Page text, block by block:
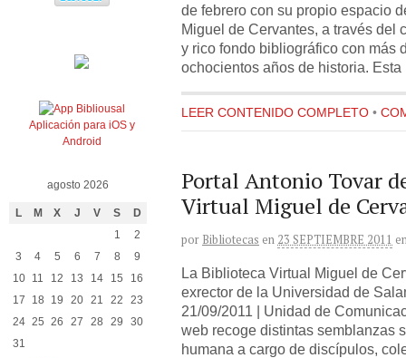
de febrero con su propio espacio
Miguel de Cervantes, a través del
y rico fondo bibliográfico con más
ochocientos años de historia.
LEER CONTENIDO COMPLETO •
Portal Antonio Tovar
Virtual Miguel de
por Bibliotecas en 23 SEPTIEMBRE 2011
La Biblioteca Virtual Miguel de
exrector de la Universidad de
21/09/2011 | Unidad de
web recoge distintas semblanzas
humana a cargo de discípulos,
Aplicación para iOS y
Android
agosto 2026
L M X J V S D
1
2
3
4 5 6 7 8
9
10
11 12 13 14 15
16
17
18 19 20 21 22
23
24 25 26 27 28 29
30
31